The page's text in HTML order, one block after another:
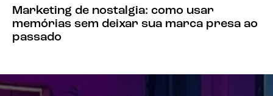
Marketing de nostalgia: como usar
memórias sem deixar sua marca presa ao
passado